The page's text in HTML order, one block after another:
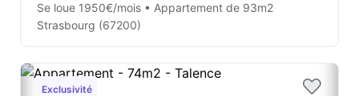
Se loue 1950€/mois • Appartement de 93m2
Strasbourg (67200)
Exclusivité